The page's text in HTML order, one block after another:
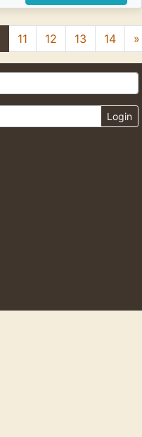
11 12 13 14 »
Login